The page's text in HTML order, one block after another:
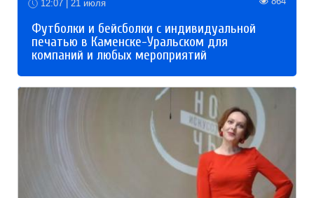
12:07 | 21 июля
Футболки и бейсболки с индивидуальной
печатью в Каменске-Уральском для
компаний и любых мероприятий